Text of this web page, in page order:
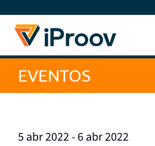
EVENTOS
5 abr 2022 - 6 abr 2022